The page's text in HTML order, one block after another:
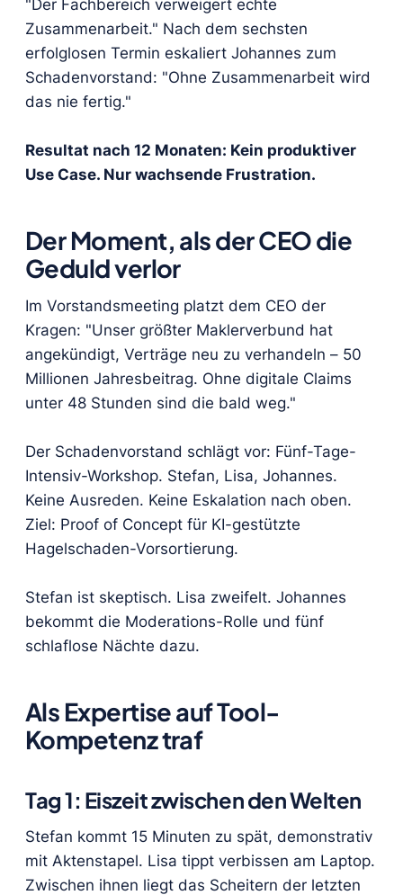
"Der Fachbereich verweigert echte
Zusammenarbeit." Nach dem sechsten
erfolglosen Termin eskaliert Johannes zum
Schadenvorstand: "Ohne Zusammenarbeit wird
das nie fertig."
Resultat nach 12 Monaten: Kein produktiver
Use Case. Nur wachsende Frustration.
Der Moment, als der CEO die
Geduld verlor
Im Vorstandsmeeting platzt dem CEO der
Kragen: "Unser größter Maklerverbund hat
angekündigt, Verträge neu zu verhandeln – 50
Millionen Jahresbeitrag. Ohne digitale Claims
unter 48 Stunden sind die bald weg."
Der Schadenvorstand schlägt vor: Fünf-Tage-
Intensiv-Workshop. Stefan, Lisa, Johannes.
Keine Ausreden. Keine Eskalation nach oben.
Ziel: Proof of Concept für KI-gestützte
Hagelschaden-Vorsortierung.
Stefan ist skeptisch. Lisa zweifelt. Johannes
bekommt die Moderations-Rolle und fünf
schlaflose Nächte dazu.
Als Expertise auf Tool-
Kompetenz traf
Tag 1: Eiszeit zwischen den Welten
Stefan kommt 15 Minuten zu spät, demonstrativ
mit Aktenstapel. Lisa tippt verbissen am Laptop.
Zwischen ihnen liegt das Scheitern der letzten